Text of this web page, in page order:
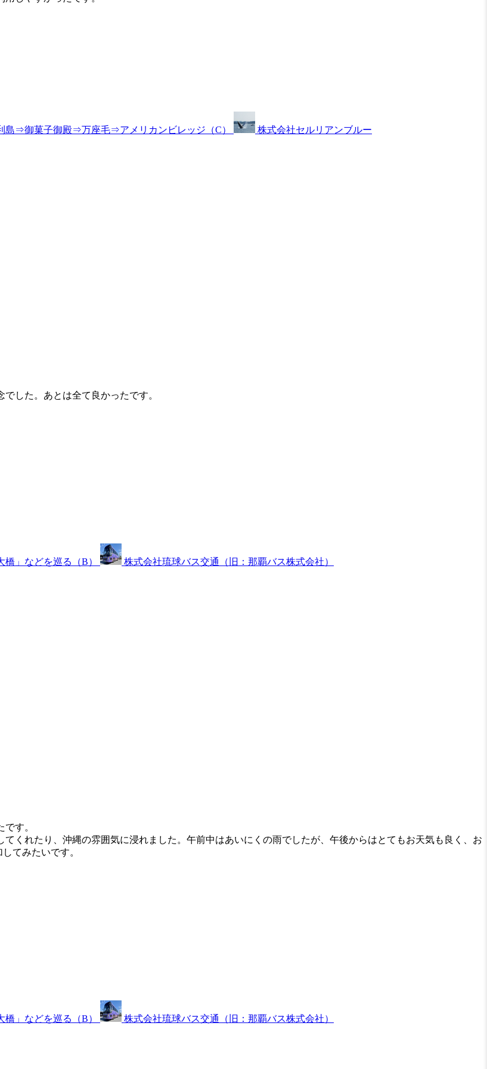
島⇒御菓子御殿⇒万座毛⇒アメリカンビレッジ（C）
株式会社セルリアンブルー
した。あとは全て良かったです。
橋」などを巡る（B）
株式会社琉球バス交通（旧：那覇バス株式会社）
す。
くれたり、沖縄の雰囲気に浸れました。午前中はあいにくの雨でしたが、午後からはとてもお天気も良く、お
てみたいです。
橋」などを巡る（B）
株式会社琉球バス交通（旧：那覇バス株式会社）